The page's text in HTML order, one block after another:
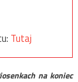
Tutaj
na koniec